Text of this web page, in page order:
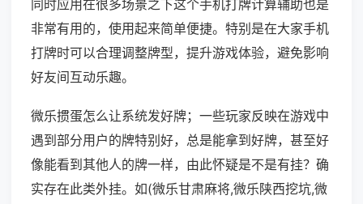
同时应用在很多场景之下这个手机打牌计算辅助也是
非常有用的，使用起来简单便捷。特别是在大家手机
打牌时可以合理调整牌型，提升游戏体验，避免影响
好友间互动乐趣。
微乐掼蛋怎么让系统发好牌；一些玩家反映在游戏中
遇到部分用户的牌特别好，总是能拿到好牌，甚至好
像能看到其他人的牌一样，由此怀疑是不是有挂？确
实存在此类外挂。如(微乐甘肃麻将,微乐陕西挖坑,微